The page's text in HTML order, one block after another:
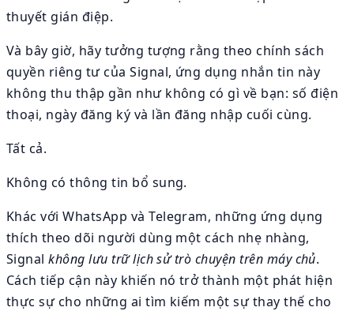
thuyết gián điệp.
Và bây giờ, hãy tưởng tượng rằng theo chính sách
quyền riêng tư của Signal, ứng dụng nhắn tin này
không thu thập gần như không có gì về bạn: số điện
thoại, ngày đăng ký và lần đăng nhập cuối cùng.
Tất cả.
Không có thông tin bổ sung.
Khác với WhatsApp và Telegram, những ứng dụng
thích theo dõi người dùng một cách nhẹ nhàng,
Signalkhông lưu trữ lịch sử trò chuyện trên máy chủ.
Cách tiếp cận này khiến nó trở thành một phát hiện
thực sự cho những ai tìm kiếm một sự thay thế cho